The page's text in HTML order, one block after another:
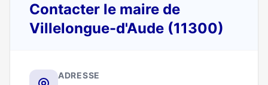
Contacter le maire de
Villelongue-d'Aude (11300)
ADRESSE